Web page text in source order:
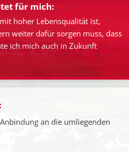
für mich:
hoher Lebensqualität ist,
weiter dafür sorgen muss, dass
ich mich auch in Zukunft
an die umliegenden